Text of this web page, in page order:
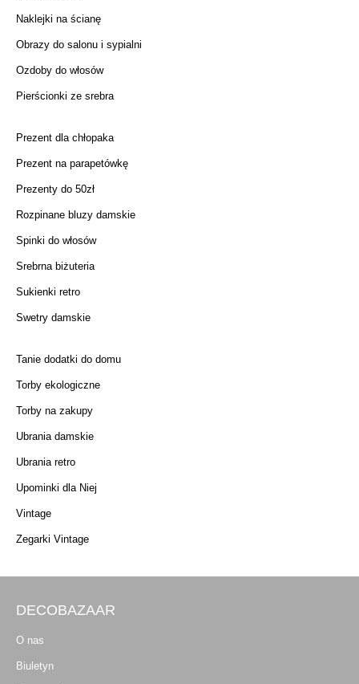
Naklejki na ścianę
Obrazy do salonu i sypialni
Ozdoby do włosów
Pierścionki ze srebra
Prezent dla chłopaka
Prezent na parapetówkę
Prezenty do 50zł
Rozpinane bluzy damskie
Spinki do włosów
Srebrna biżuteria
Sukienki retro
Swetry damskie
Tanie dodatki do domu
Torby ekologiczne
Torby na zakupy
Ubrania damskie
Ubrania retro
Upominki dla Niej
Vintage
Zegarki Vintage
DECOBAZAAR
O nas
Biuletyn